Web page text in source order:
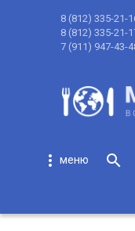
8 (812) 335-21-
8 (812) 335-21-
7 (911) 947-43-
more_vert search